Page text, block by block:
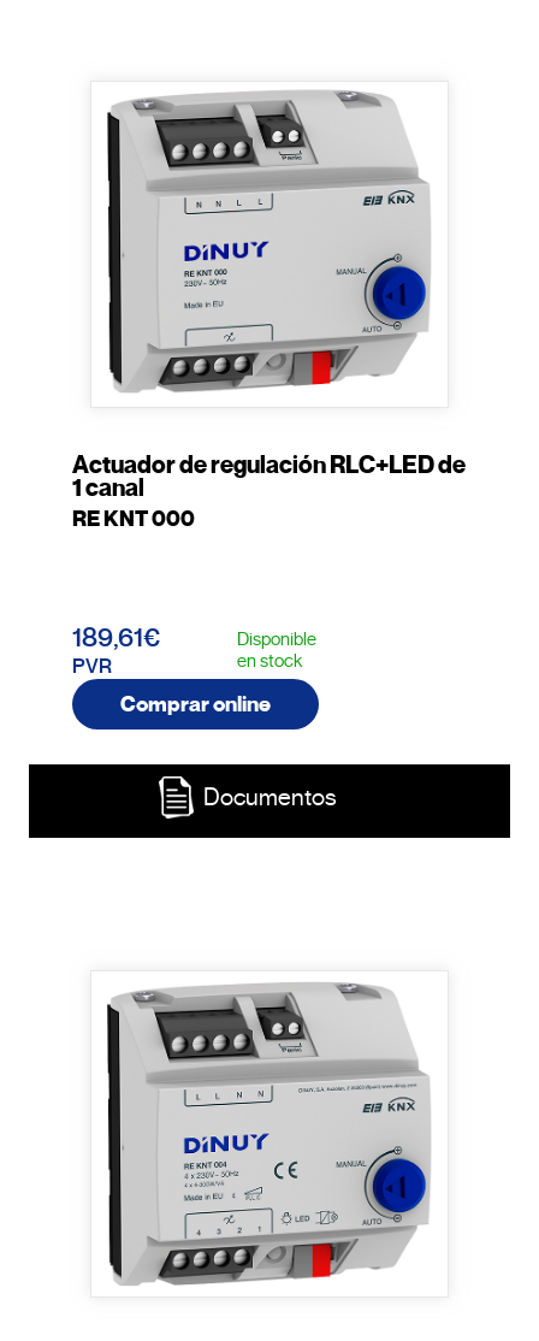
Actuador de regulación RLC+LED de
1 canal
RE KNT 000
189,61€
PVR
Disponible
en stock
Comprar online
Documentos